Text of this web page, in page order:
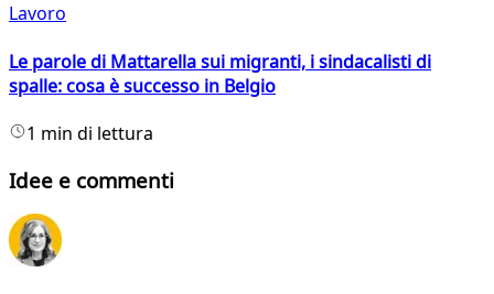
Lavoro
Le parole di Mattarella sui migranti, i sindacalisti di
spalle: cosa è successo in Belgio
1 min di lettura
Idee e commenti